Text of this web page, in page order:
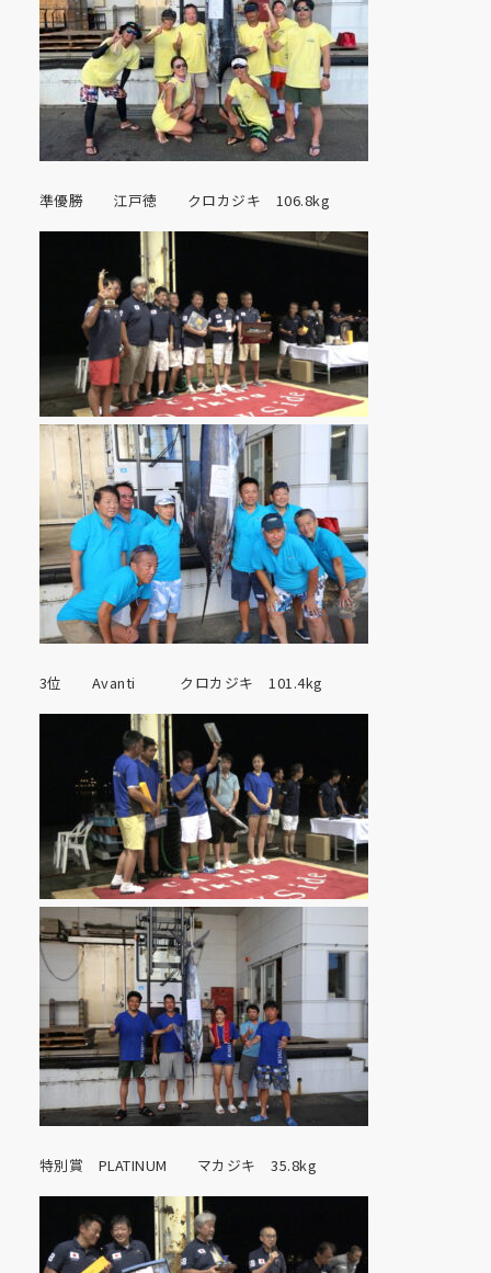
準優勝 江戸徳 クロカジキ 106.8kg
3位 Avanti クロカジキ 101.4kg
特別賞 PLATINUM マカジキ 35.8kg